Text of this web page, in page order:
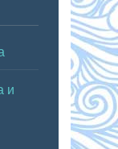
и